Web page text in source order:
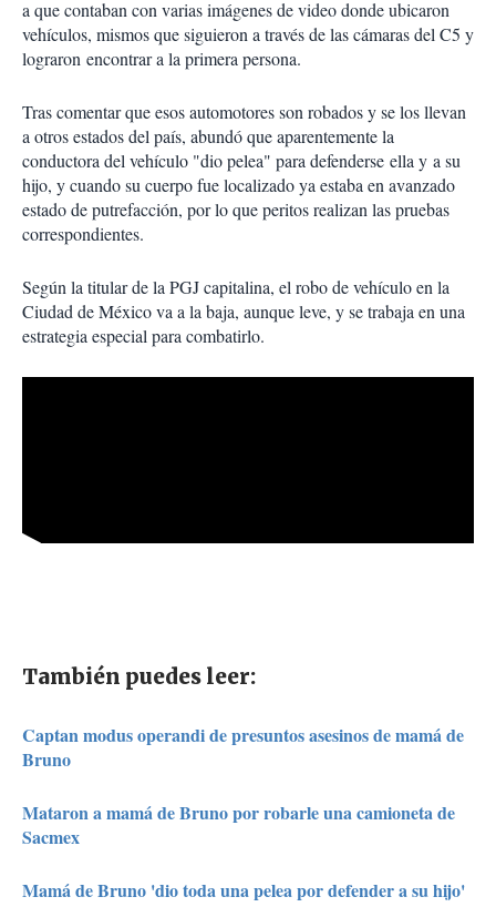
a que contaban con varias imágenes de video donde ubicaron
vehículos, mismos que siguieron a través de las cámaras del C5 y
lograron encontrar a la primera persona.
Tras comentar que esos automotores son robados y se los llevan
a otros estados del país, abundó que aparentemente la
conductora del vehículo "dio pelea" para defenderse ella y a su
hijo, y cuando su cuerpo fue localizado ya estaba en avanzado
estado de putrefacción, por lo que peritos realizan las pruebas
correspondientes.
Según la titular de la PGJ capitalina, el robo de vehículo en la
Ciudad de México va a la baja, aunque leve, y se trabaja en una
estrategia especial para combatirlo.
También puedes leer:
Captan modus operandi de presuntos asesinos de mamá de
Bruno
Mataron a mamá de Bruno por robarle una camioneta de
Sacmex
Mamá de Bruno 'dio toda una pelea por defender a su hijo'